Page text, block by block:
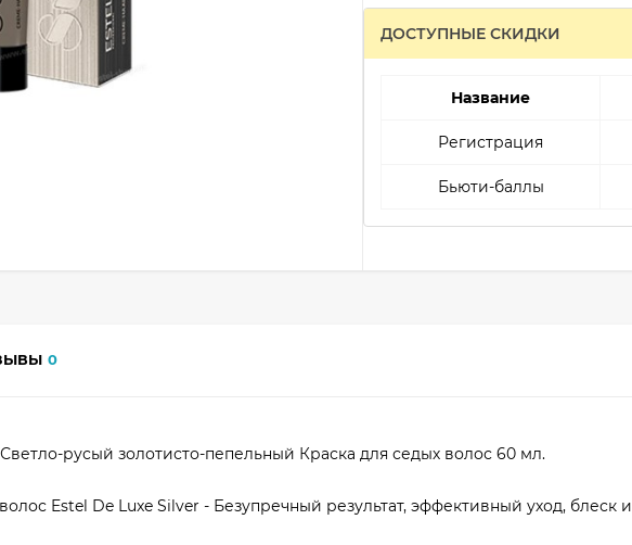
ДОСТУПНЫЕ СКИДКИ
Название
Регистрация
Бьюти-баллы
0
Светло-русый золотисто-пепельный Краска для седых волос 60 мл.
Estel De Luxe Silver - Безупречный результат, эффективный уход, блеск и